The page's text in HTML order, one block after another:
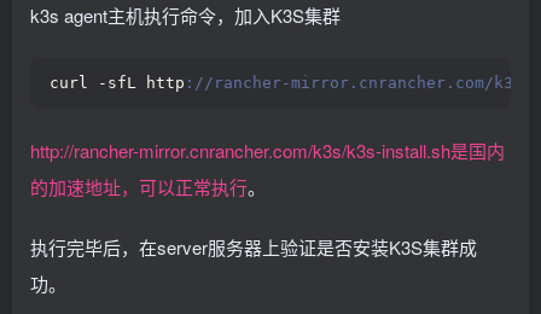
k3s agent主机执行命令，加入K3S集群
curl -sfL http ://rancher-mirror.cnrancher.com/k3s/k3s-
http://rancher-mirror.cnrancher.com/k3s/k3s-install.sh是国内
的加速地址，可以正常执行。
执行完毕后，在server服务器上验证是否安装K3S集群成
功。